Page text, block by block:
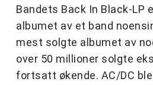
Bandets Back In Black-LP
albumet av et band
mest solgte albumet av
over 50 millioner solgte
fortsatt økende. AC/DC